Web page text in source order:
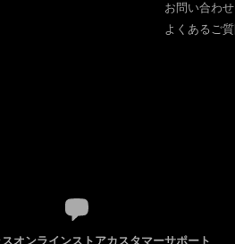
お問い合わせ
よくあるご質
オンラインストアカスタマーサポート